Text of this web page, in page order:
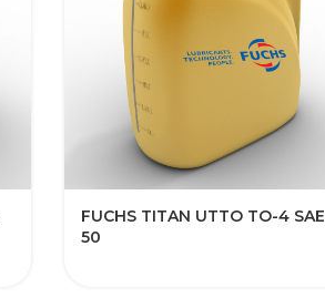
FUCHS TITAN UTTO TO-4 SAE
50